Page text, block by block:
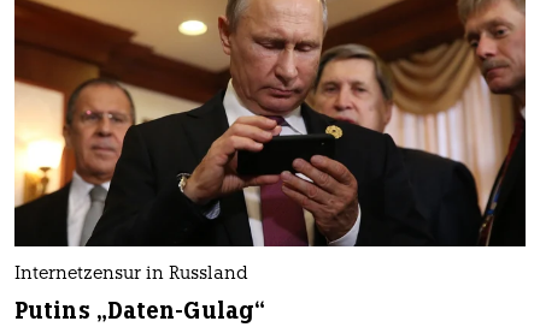
Internetzensur in Russland
Putins „Daten-Gulag“